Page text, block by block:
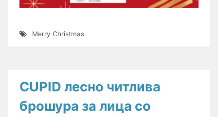
Merry Christmas
CUPID лесно читлива
брошура за лица со